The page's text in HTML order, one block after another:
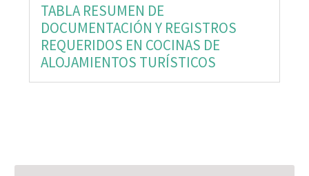
TABLA RESUMEN DE
DOCUMENTACIÓN Y REGISTROS
REQUERIDOS EN COCINAS DE
ALOJAMIENTOS TURÍSTICOS